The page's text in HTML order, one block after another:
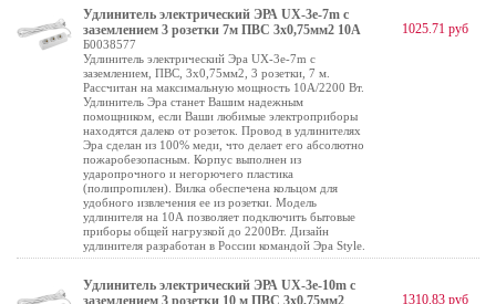
Удлинитель электрический ЭРА UX-3e-7m с
заземлением 3 розетки 7м ПВС 3x0,75мм2 10А
Б0038577
Удлинитель электрический Эра UX-3e-7m с
заземлением, ПВС, 3x0,75мм2, 3 розетки, 7 м.
Рассчитан на максимальную мощность 10А/2200 Вт.
Удлинитель Эра станет Вашим надежным
помощником, если Ваши любимые электроприборы
находятся далеко от розеток. Провод в удлинителях
Эра сделан из 100% меди, что делает его абсолютно
пожаробезопасным. Корпус выполнен из
ударопрочного и негорючего пластика
(полипропилен). Вилка обеспечена кольцом для
удобного извлечения ее из розетки. Модель
удлинителя на 10А позволяет подключить бытовые
приборы общей нагрузкой до 2200Вт. Дизайн
удлинителя разработан в России командой Эра Style.
1025.71 руб
Удлинитель электрический ЭРА UX-3e-10m с
заземлением 3 розетки 10 м ПВС 3x0,75мм2
1310.83 руб